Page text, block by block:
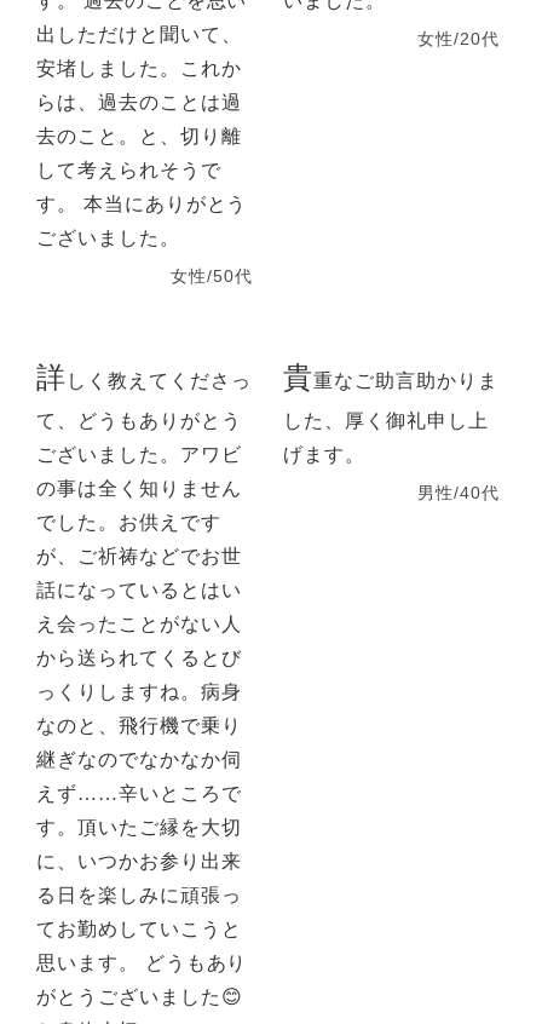
出しただけと聞いて、
安堵しました。これか
らは、過去のことは過
去のこと。と、切り離
して考えられそうで
す。 本当にありがとう
ございました。
女性/50代
女性/20代
詳 しく教えてくださっ
て、どうもありがとう
ございました。アワビ
の事は全く知りません
でした。お供えです
が、ご祈祷などでお世
話になっているとはい
え会ったことがない人
から送られてくるとび
っくりしますね。病身
なのと、飛行機で乗り
継ぎなのでなかなか伺
えず……辛いところで
す。頂いたご縁を大切
に、いつかお参り出来
る日を楽しみに頑張っ
てお勤めしていこうと
思います。 どうもあり
がとうございました😊
貴重なご助言助かりま
した、厚く御礼申し上
げます。
男性/40代